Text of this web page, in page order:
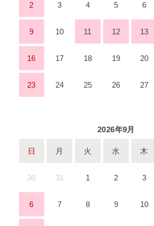
2 3 4 5 6
9 10 11 12 13
16 17 18 19 20
23 24 25 26 27
2026年9月
日 月 火 水 木
30 31 1 2 3
6 7 8 9 10